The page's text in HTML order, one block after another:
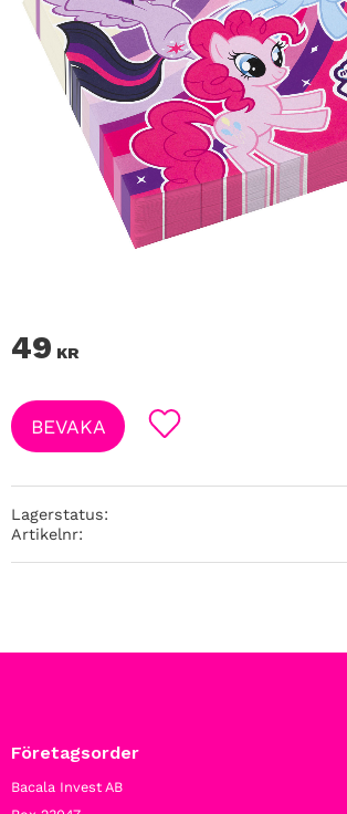
49 KR
Lägg till i favoriter
BEVAKA
Lagerstatus
Artikelnr
Företagsorder
Bacala Invest AB